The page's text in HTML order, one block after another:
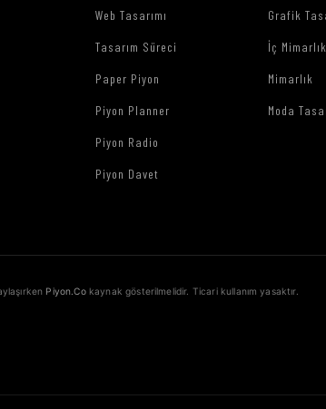
Web Tasarımı
Tasarım Süreci
Paper Piyon
Piyon Planner
Piyon Radio
Piyon Davet
Grafik
İç Mimarlık
Mimarlık
Moda
Piyon.Cokaynak gösterilmelidir. Ticari kullanım yasaktır.